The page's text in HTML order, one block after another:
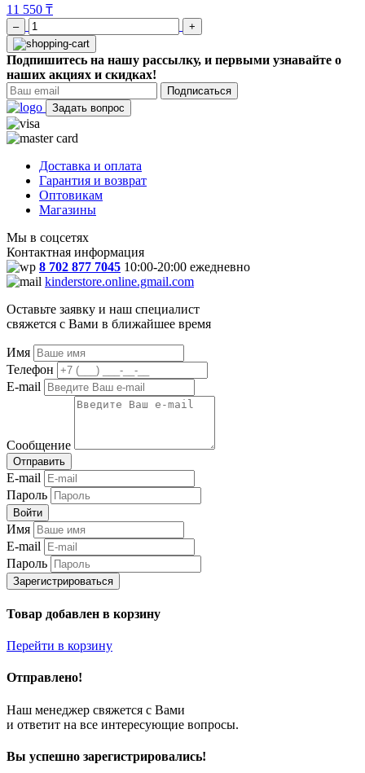
11 550 ₸
– +
Подпишитесь на нашу рассылку, и первыми узнавайте о
наших акциях и скидках!
Подписаться
Задать вопрос
Доставка и оплата
Гарантия и возврат
Оптовикам
Магазины
Мы в соцсетях
Контактная информация
8 702 877 7045 10:00-20:00 ежедневно
kinderstore.online.gmail.com
Оставьте заявку и наш специалист
свяжется с Вами в ближайшее время
Имя
Телефон
E-mail
Сообщение
Отправить
E-mail
Пароль
Войти
Имя
E-mail
Пароль
Зарегистрироваться
Товар добавлен в корзину
Перейти в корзину
Отправлено!
Наш менеджер свяжется с Вами
и ответит на все интересующие вопросы.
Вы успешно зарегистрировались!